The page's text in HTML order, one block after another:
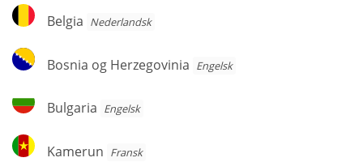
Belgia
Belgia Nederlandsk
Bosnia
og
Bosnia og Herzegovinia Engelsk
Bulgaria
Bulgaria Engelsk
Kamerun
Kamerun Fransk